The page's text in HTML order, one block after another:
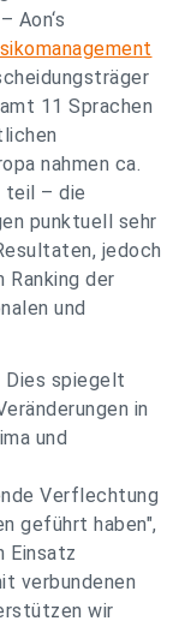
Aon‘s
11 Sprachen
nahmen ca.
teil – die
punktuell sehr
jedoch
Ranking der
und
Dies spiegelt
in
und
Verflechtung
geführt haben",
Einsatz
verbundenen
wir